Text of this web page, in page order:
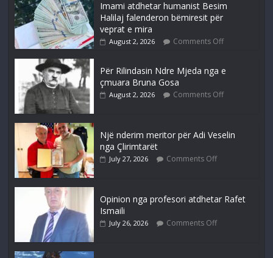
Imami atdhetar humanist Besim
Halilaj falenderon bëmiresit për
veprat e mira
August 2, 2026 Comments Off
Për Rilindasin Ndre Mjeda nga e
çmuara Bruna Gosa
August 2, 2026 Comments Off
Një nderim meritor për Adi Veselin
nga Çlirimtarët
July 27, 2026 Comments Off
Opinion nga profesori atdhetar Rafet
Ismaili
July 26, 2026 Comments Off